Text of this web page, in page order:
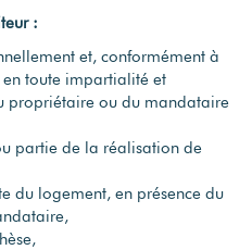
:
et, conformément à
toute impartialité et
propriétaire ou du mandataire
partie de la réalisation de
du logement, en présence du